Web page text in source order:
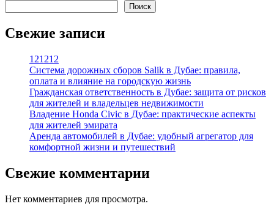
Поиск
Свежие записи
121212
Система дорожных сборов Salik в Дубае: правила,
оплата и влияние на городскую жизнь
Гражданская ответственность в Дубае: защита от рисков
для жителей и владельцев недвижимости
Владение Honda Civic в Дубае: практические аспекты
для жителей эмирата
Аренда автомобилей в Дубае: удобный агрегатор для
комфортной жизни и путешествий
Свежие комментарии
Нет комментариев для просмотра.